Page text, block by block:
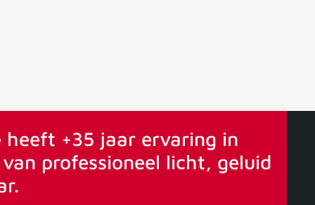
Vanaf 75€ gratis verstuurd
heeft +35 jaar ervaring in
professioneel licht, geluid